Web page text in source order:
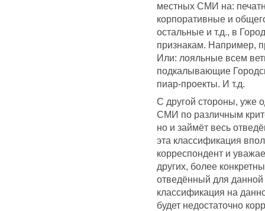
местных СМИ на:
корпоративные и
остальные и т.д., в
признакам. Например,
Или: лояльные всем
подкалывающие
пиар-проекты. И т.д.
С другой стороны, уже
СМИ по различным
но и займёт весь
эта классификация
корреспондент и
других, более
отведённый для
классификация на
будет недостаточно